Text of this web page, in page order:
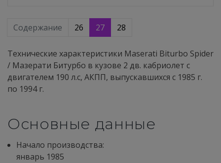
Содержание 26 27 28
Технические характеристики Maserati Biturbo Spider
/ Мазерати Битурбо в кузове 2 дв. кабриолет с
двигателем 190 л.с, АКПП, выпускавшихся c 1985 г.
по 1994 г.
Основные данные
Начало производства:
январь 1985